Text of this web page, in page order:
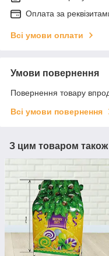
Оплата за
Всі умови оплати
Умови повернення
Повернення товару
Всі умови повернення
З цим товаром